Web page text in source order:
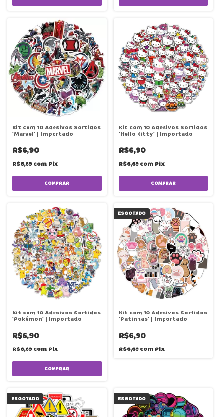
Kit com 10 Adesivos Sortidos
'Marvel' | Importado
R$6,90
R$6,69com Pix
Kit com 10 Adesivos Sortidos
'Hello Kitty' | Importado
R$6,90
R$6,69com Pix
Kit com 10 Adesivos Sortidos
'Pokémon' | Importado
R$6,90
R$6,69com Pix
ESGOTADO
Kit com 10 Adesivos Sortidos
'Patinhas' | Importado
R$6,90
R$6,69com Pix
ESGOTADO ESGOTADO